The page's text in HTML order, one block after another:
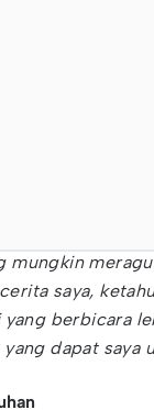
mungkin
saya,
berbicara
dapat saya